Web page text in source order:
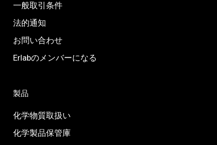
一般取引条件
法的通知
お問い合わせ
Erlabのメンバーになる
製品
化学物質取扱い
化学製品保管庫